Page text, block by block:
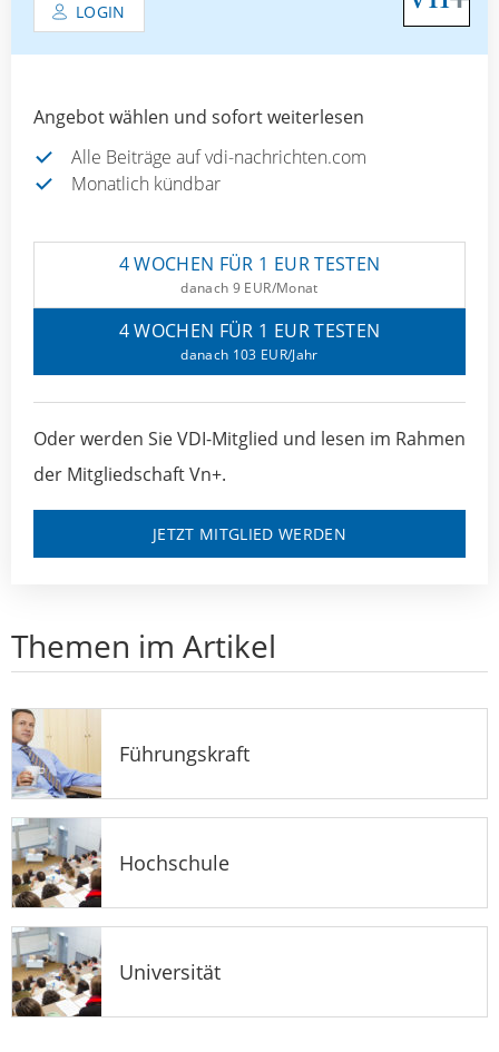
LOGIN
Angebot wählen und sofort weiterlesen
Alle Beiträge auf vdi-nachrichten.com
Monatlich kündbar
4 WOCHEN FÜR 1 EUR TESTEN
danach 9 EUR/Monat
4 WOCHEN FÜR 1 EUR TESTEN
danach 103 EUR/Jahr
Oder werden Sie VDI-Mitglied und lesen im Rahmen
der Mitgliedschaft Vn+.
JETZT MITGLIED WERDEN
Themen im Artikel
Führungskraft
Hochschule
Universität